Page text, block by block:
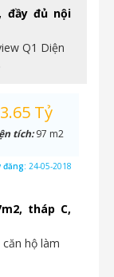
đầy đủ nội
Q1 Diện
tháp C,
hộ làm
3.65 Tỷ
tích:97 m2
đăng: 24-05-2018